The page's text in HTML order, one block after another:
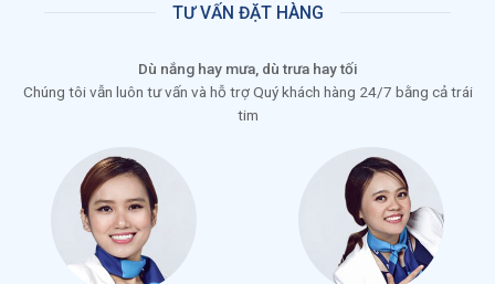
TƯ VẤN ĐẶT HÀNG
Dù nắng hay mưa, dù trưa hay tối
Chúng tôi vẫn luôn tư vấn và hỗ trợ Quý khách hàng 24/7 bằng cả trái
tim